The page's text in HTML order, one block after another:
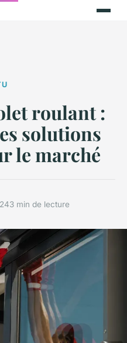
roulant :
solutions
le marché
3 min de lecture